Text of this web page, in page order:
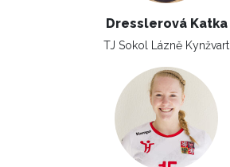
Dresslerová Katka
TJ Sokol Lázně Kynžvart